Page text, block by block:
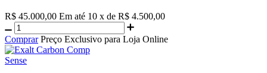
R$ 45.000,00 Em até 10 x de R$ 4.500,00
Comprar Preço Exclusivo para Loja Online
Sense